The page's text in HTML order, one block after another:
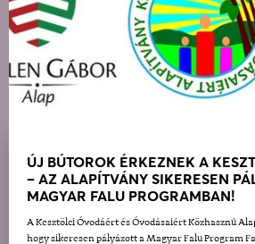
ÚJ BÚTOROK ÉRKEZNEK A
– AZ ALAPÍTVÁNY SIKERESEN
MAGYAR FALU PROGRAMBAN!
A Kesztölci Óvodáért és Óvodásaiért Közhasznú
hogy sikeresen pályázott a Magyar Falu Program